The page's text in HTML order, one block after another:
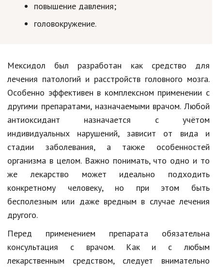
повышение давления;
головокружение.
Мексидол был разработан как средство для
лечения патологий и расстройств головного мозга.
Особенно эффективен в комплексном применении с
другими препаратами, назначаемыми врачом. Любой
антиоксидант назначается с учётом
индивидуальных нарушений, зависит от вида и
стадии заболевания, а также особенностей
организма в целом. Важно понимать, что одно и то
же лекарство может идеально подходить
конкретному человеку, но при этом быть
бесполезным или даже вредным в случае лечения
другого.
Перед применением препарата обязательна
консультация с врачом. Как и с любым
лекарственным средством, следует внимательно